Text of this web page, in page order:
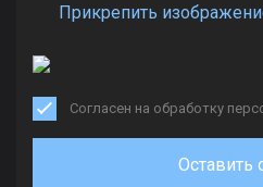
Прикрепить
Согласен на обработку
Оставить